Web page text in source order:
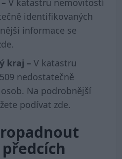
identifikovaných
informace se
.
kraj – V katastru
nedostatečně
Na podrobnější
podívat zde.